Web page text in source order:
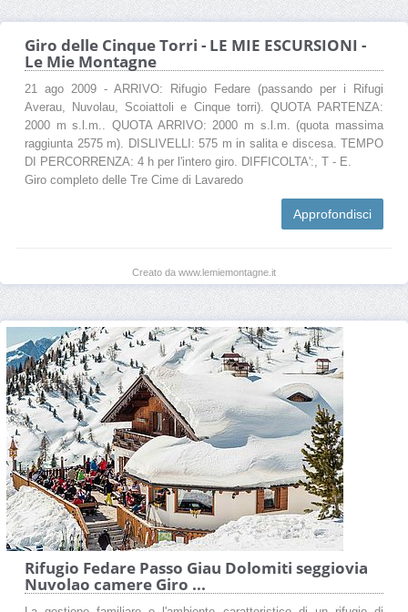
Giro delle Cinque Torri - LE MIE ESCURSIONI -
Le Mie Montagne
21 ago 2009 - ARRIVO: Rifugio Fedare (passando per i Rifugi
Averau, Nuvolau, Scoiattoli e Cinque torri). QUOTA PARTENZA:
2000 m s.l.m.. QUOTA ARRIVO: 2000 m s.l.m. (quota massima
raggiunta 2575 m). DISLIVELLI: 575 m in salita e discesa. TEMPO
DI PERCORRENZA: 4 h per l'intero giro. DIFFICOLTA':, T - E.
Giro completo delle Tre Cime di Lavaredo
Approfondisci
Creato da www.lemiemontagne.it
Rifugio Fedare Passo Giau Dolomiti seggiovia
Nuvolao camere Giro ...